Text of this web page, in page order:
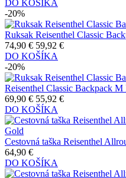
DO KOŠÍKA
-20%
Ruksak Reisenthel Classic
74,90 € 59,92 €
DO KOŠÍKA
-20%
Reisenthel Classic Backpack
69,90 € 55,92 €
DO KOŠÍKA
Cestovná taška Reisenthel
64,90 €
DO KOŠÍKA